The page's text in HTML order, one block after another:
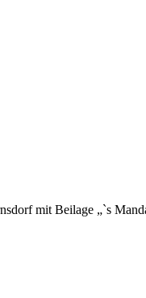
mit Beilage „`s